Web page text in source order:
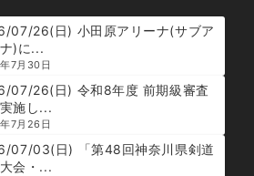
07/26(日) 小田原アリーナ(サブア
)に...
7月30日
07/26(日) 令和8年度 前期級審査
施し...
7月26日
07/03(日) 「第48回神奈川県剣道
会・...